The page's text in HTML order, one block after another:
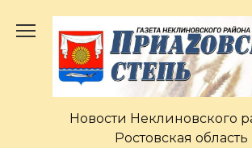
содержанию
Новости Неклиновского
Ростовская область